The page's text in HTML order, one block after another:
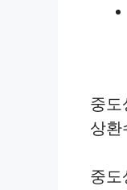
중도
상환
중도